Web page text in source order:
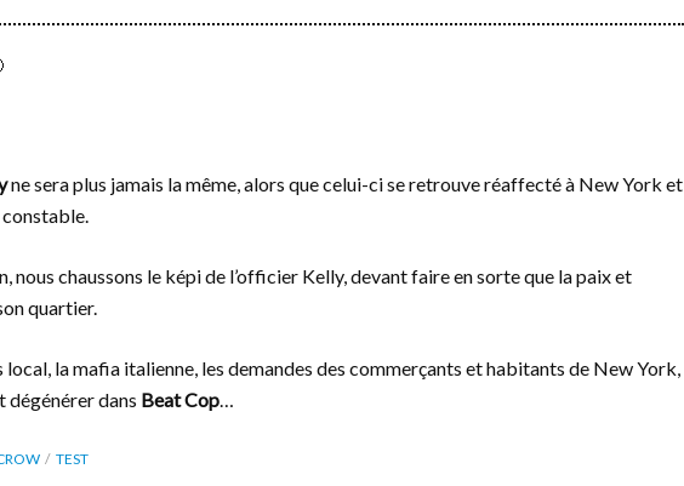
ne sera plus jamais la même, alors que celui-ci se retrouve réaffecté à New York et
nous chaussons le képi de l’officier Kelly, devant faire en sorte que la paix et
quartier.
la mafia italienne, les demandes des commerçants et habitants de New York,
dégénérer dans Beat Cop…
TEST